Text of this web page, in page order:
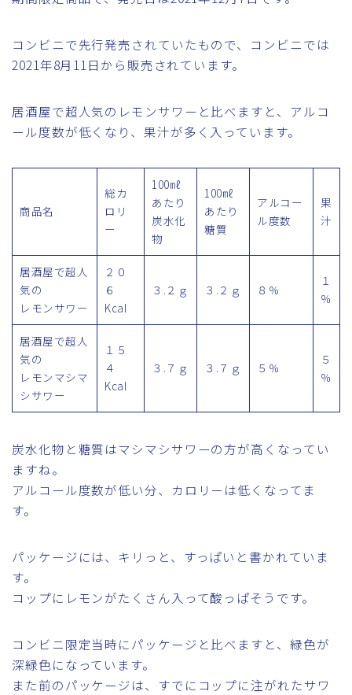
コンビニで先行発売されていたもので、コンビニでは
2021年8月11日から販売されています。
居酒屋で超人気のレモンサワーと比べますと、アルコ
ール度数が低くなり、果汁が多く入っています。
商品名
総カ
ロリ
ー
100㎖
あたり
炭水化
物
100㎖
あたり
糖質
アルコー
ル度数
果
汁
居酒屋で超人
気の
レモンサワー
２０
６
Kcal
３.２ｇ ３.２ｇ ８％
１
％
居酒屋で超人
気の
レモンマシマ
シサワー
１５
４
Kcal
３.７ｇ ３.７ｇ ５％
５
％
炭水化物と糖質はマシマシサワーの方が高くなってい
ますね。
アルコール度数が低い分、カロリーは低くなってま
す。
パッケージには、キリっと、すっぱいと書かれていま
す。
コップにレモンがたくさん入って酸っぱそうです。
コンビニ限定当時にパッケージと比べますと、緑色が
深緑色になっています。
また前のパッケージは、すでにコップに注がれたサワ